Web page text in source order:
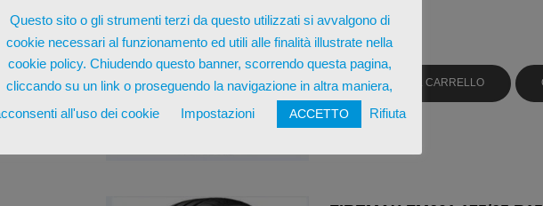
€38,43
AGGIUNGI AL CARRELLO
Questo sito o gli strumenti terzi da questo utilizzati si avvalgono di
cookie necessari al funzionamento ed utili alle finalità illustrate nella
cookie policy. Chiudendo questo banner, scorrendo questa pagina,
cliccando su un link o proseguendo la navigazione in altra maniera,
all'uso dei cookie
Impostazioni ACCETTO Rifiuta